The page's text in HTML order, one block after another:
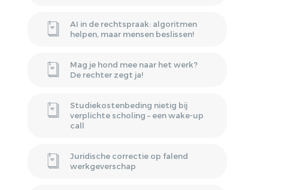
AI in de rechtspraak: algoritmen
helpen, maar mensen beslissen!
Mag je hond mee naar het werk?
De rechter zegt ja!
Studiekostenbeding nietig bij
verplichte scholing – een wake-up
call
Juridische correctie op falend
werkgeverschap